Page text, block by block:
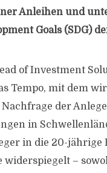
Anleihen und
Goals (SDG)
of Investment
Tempo, mit dem
der
in
in die 20-
widerspiegelt –